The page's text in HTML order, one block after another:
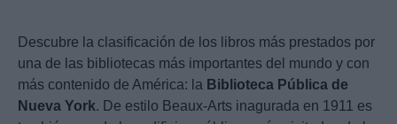
Descubre la clasificación de los libros más prestados por
una de las bibliotecas más importantes del mundo y con
más contenido de América: la Biblioteca Pública de
Nueva York. De estilo Beaux-Arts inagurada en 1911 es